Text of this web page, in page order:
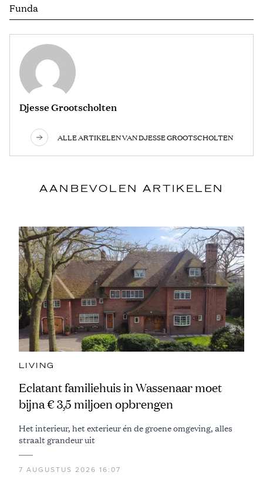
Funda
Djesse Grootscholten
ALLE ARTIKELEN VAN DJESSE GROOTSCHOLTEN
AANBEVOLEN ARTIKELEN
LIVING
Eclatant familiehuis in Wassenaar moet
bijna € 3,5 miljoen opbrengen
Het interieur, het exterieur én de groene omgeving, alles
straalt grandeur uit
7 AUGUSTUS 2026 16:07